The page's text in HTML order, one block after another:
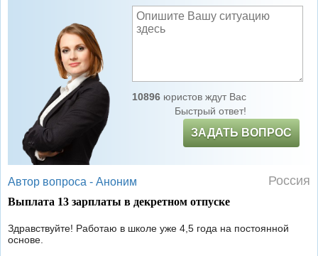
10896юристов ждут Вас
Быстрый ответ!
ЗАДАТЬ ВОПРОС
Автор вопроса - Аноним Россия
Выплата 13 зарплаты в декретном отпуске
Здравствуйте! Работаю в школе уже 4,5 года на постоянной
основе.